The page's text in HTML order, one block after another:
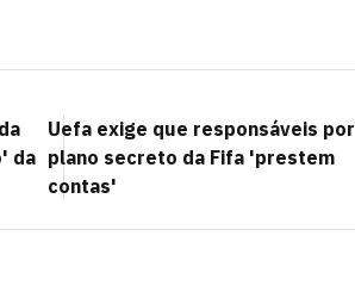
da
Uefa exige que responsáveis por
plano secreto da Fifa 'prestem
contas'